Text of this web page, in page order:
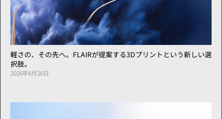
軽さの、その先へ。FLAIRが提案する3Dプリントという新しい選
択肢。
2026年6月26日